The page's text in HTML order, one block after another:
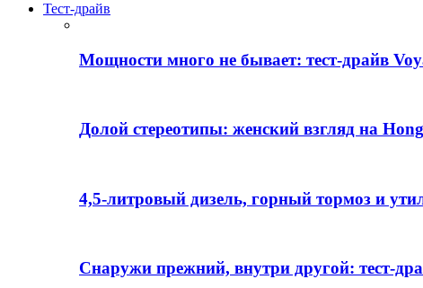
Тест-драйв
Мощности много не бывает: тест-драйв
Долой стереотипы: женский взгляд на
4,5-литровый дизель, горный тормоз и
Снаружи прежний, внутри другой: тест-